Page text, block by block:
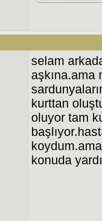
selam
aşkına.ama
kurttan
oluyor tam
konuda